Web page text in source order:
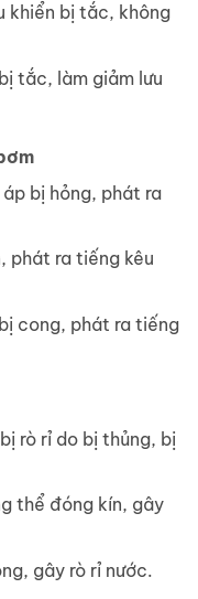
khiển bị tắc, không
tắc, làm giảm lưu
bị hỏng, phát ra
phát ra tiếng kêu
cong, phát ra tiếng
rò rỉ do bị thủng, bị
thể đóng kín, gây
gây rò rỉ nước.